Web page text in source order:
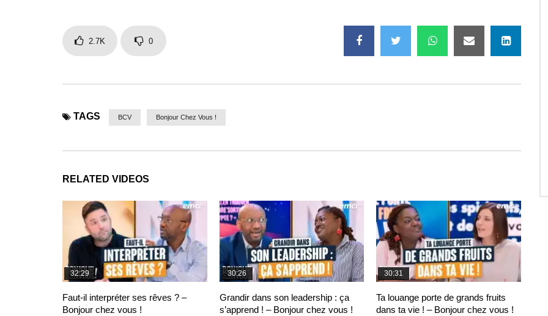
2.7K 0
TAGS BCV Bonjour Chez Vous !
RELATED VIDEOS
32:29
Faut-il interpréter ses rêves ? –
Bonjour chez vous !
30:26
Grandir dans son leadership : ça
s’apprend ! – Bonjour chez vous !
30:31
Ta louange porte de grands fruits
dans ta vie ! – Bonjour chez vous !